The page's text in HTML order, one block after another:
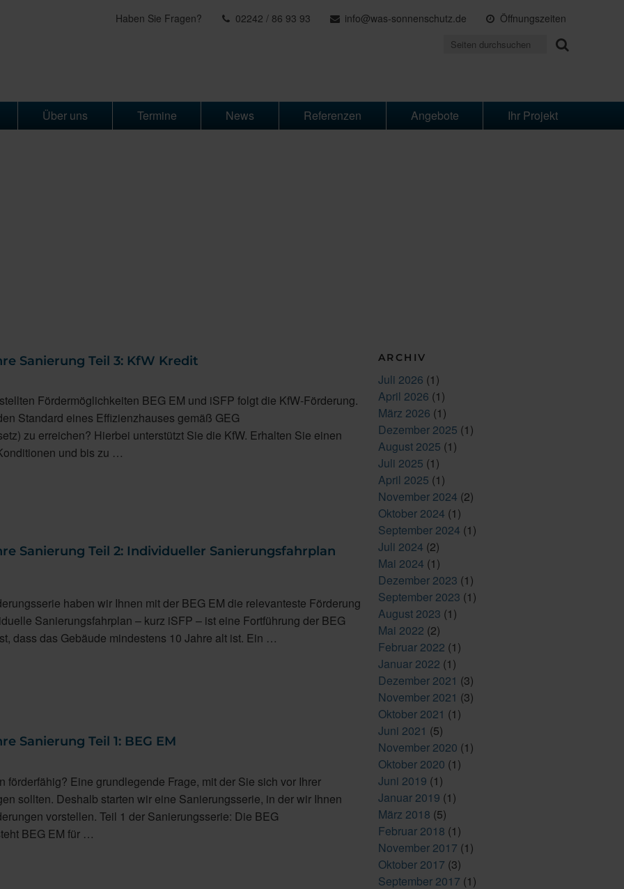
Haben Sie Fragen? 02242 / 86 93 93 info@was-sonnenschutz.de Öffnungszeiten
Über uns Termine News Referenzen Angebote Ihr Projekt
Sanierung Teil 3: KfW Kredit
Fördermöglichkeiten BEG EM und iSFP folgt die KfW-Förderung.
Standard eines Effizienzhauses gemäß GEG
zu erreichen? Hierbei unterstützt Sie die KfW. Erhalten Sie einen
und bis zu …
Sanierung Teil 2: Individueller Sanierungsfahrplan
haben wir Ihnen mit der BEG EM die relevanteste Förderung
Sanierungsfahrplan – kurz iSFP – ist eine Fortführung der BEG
dass das Gebäude mindestens 10 Jahre alt ist. Ein …
Sanierung Teil 1: BEG EM
förderfähig? Eine grundlegende Frage, mit der Sie sich vor Ihrer
sollten. Deshalb starten wir eine Sanierungsserie, in der wir Ihnen
vorstellen. Teil 1 der Sanierungsserie: Die BEG
BEG EM für …
ARCHIV
Juli 2026 (1)
April 2026 (1)
März 2026 (1)
Dezember 2025 (1)
August 2025 (1)
Juli 2025 (1)
April 2025 (1)
November 2024 (2)
Oktober 2024 (1)
September 2024 (1)
Juli 2024 (2)
Mai 2024 (1)
Dezember 2023 (1)
September 2023 (1)
August 2023 (1)
Mai 2022 (2)
Februar 2022 (1)
Januar 2022 (1)
Dezember 2021 (3)
November 2021 (3)
Oktober 2021 (1)
Juni 2021 (5)
November 2020 (1)
Oktober 2020 (1)
Juni 2019 (1)
Januar 2019 (1)
März 2018 (5)
Februar 2018 (1)
November 2017 (1)
Oktober 2017 (3)
September 2017 (1)